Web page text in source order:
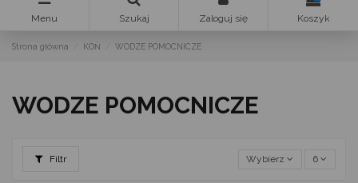
Menu Szukaj Zaloguj się Koszyk
Strona główna KOŃ WODZE POMOCNICZE
WODZE POMOCNICZE
Filtr Wybierz 6